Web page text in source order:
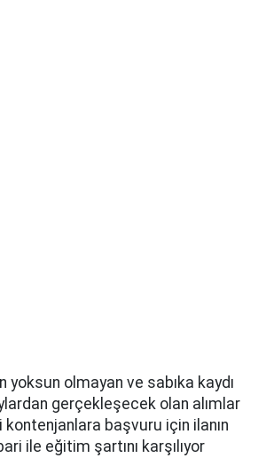
yoksun olmayan ve sabıka kaydı
gerçekleşecek olan alımlar
kontenjanlara başvuru için ilanın
ile eğitim şartını karşılıyor